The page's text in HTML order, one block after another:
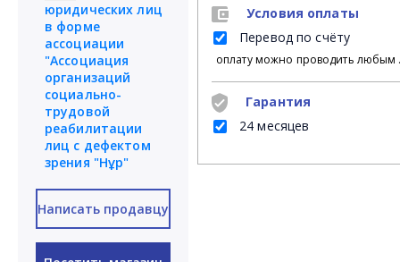
юридических лиц
в форме
ассоциации
"Ассоциация
организаций
социально-
трудовой
реабилитации
лиц с дефектом
зрения "Нұр"
Написать продавцу
Условия оплаты
Перевод по счёту
оплату
Гарантия
24 месяцев